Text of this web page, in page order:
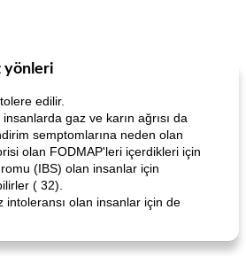
yönleri
edilir.
gaz ve karın ağrısı da
semptomlarına neden olan
olan FODMAP'leri içerdikleri için
(IBS) olan insanlar için
( 32).
intoleransı olan insanlar için de